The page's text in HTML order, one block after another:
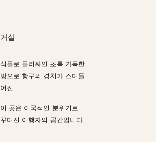
거실
식물로 둘러싸인 초록 가득한
방으로 항구의 경치가 스며들
어진
이 곳은 이국적인 분위기로
꾸며진 여행자의 공간입니다